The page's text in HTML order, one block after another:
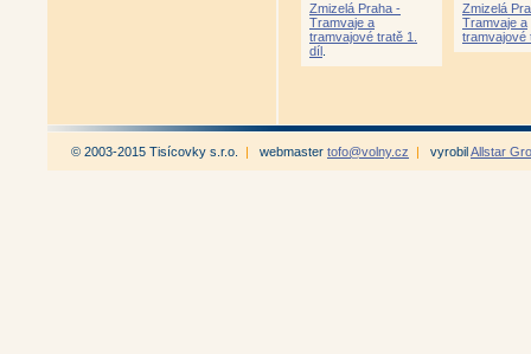
Zmizelá Praha -
Tramvaje a
tramvajové tratě 1.
díl
Zmizelá
Tramvaje a
tramvajové
© 2003-2015 Tisícovky s.r.o. | webmaster tofo@volny.cz | vyrobilAllstar